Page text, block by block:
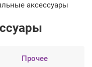
аксессуары
Прочее